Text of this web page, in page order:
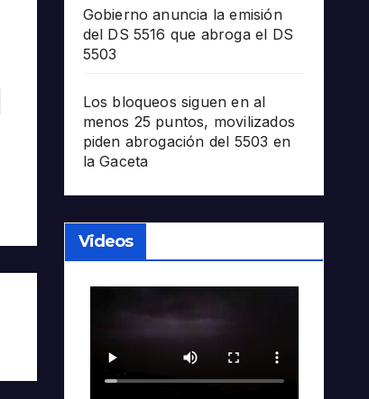
Gobierno anuncia la emisión
del DS 5516 que abroga el DS
5503
Los bloqueos siguen en al
menos 25 puntos, movilizados
piden abrogación del 5503 en
la Gaceta
Videos